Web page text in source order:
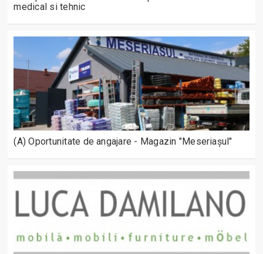
medical si tehnic
(A) Oportunitate de angajare - Magazin "Meseriașul"